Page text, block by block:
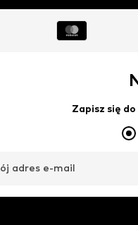
Zapisz się
adres e-mail